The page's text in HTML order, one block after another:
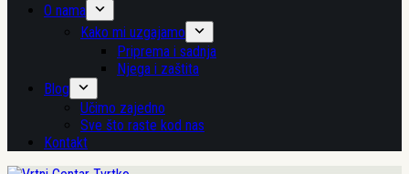
O nama
Kako mi uzgajamo
Priprema i sadnja
Njega i zaštita
Blog
Učimo zajedno
Sve što raste kod nas
Kontakt